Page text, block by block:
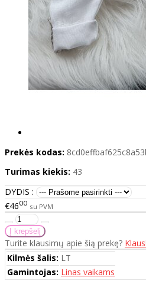
Prekės kodas:
Turimas kiekis: 43
DYDIS :
€4600 su PVM
Turite klausimų apie šią prekę?
Kilmės šalis: LT
Gamintojas: Linas vaikams